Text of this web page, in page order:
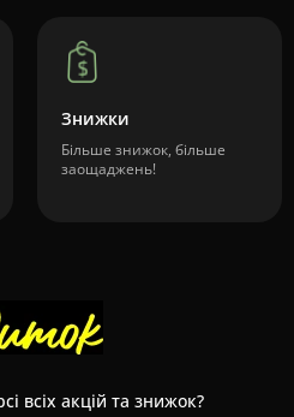
Знижки
Більше знижок, більше
заощаджень!
всіх акцій та знижок?